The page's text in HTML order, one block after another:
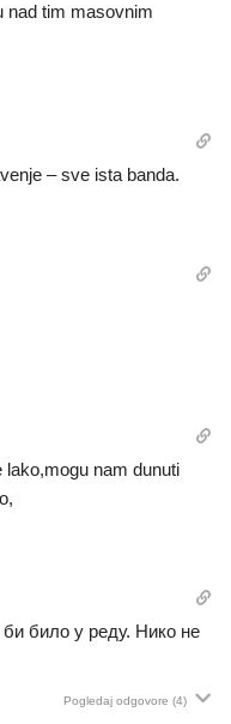
nad tim masovnim
– sve ista banda.
lako,mogu nam dunuti
било у реду. Нико не
Pogledaj odgovore (4)